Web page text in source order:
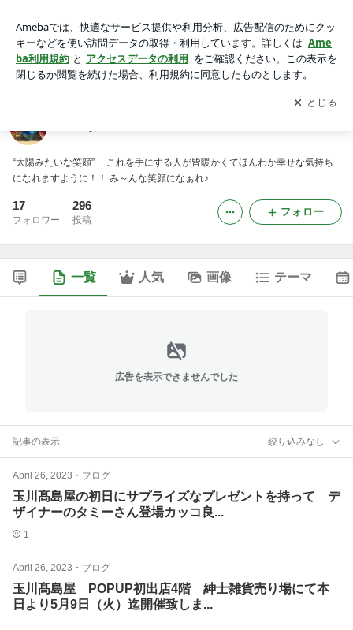
アプリをダウンロードして ブログの更新通知
を受け取りまし
ょう。
開く
“太陽みたいな笑顔” これを手にする人が皆暖かくてほんわか幸せな気持ち
になれますように！！ み～んな笑顔になぁれ♪
17
フォロワー
296
投稿
フォロー
一覧 人気 画像 テーマ
広告を表示できませんでした
記事の表示 絞り込みなし
April 26, 2023 ・ ブログ
玉川髙島屋の初日にサプライズなプレゼントを持って デ
ザイナーのタミーさん登場️カッコ良...
1
April 26, 2023 ・ ブログ
玉川髙島屋 POPUP初出店4階 紳士雑貨売り場にて本
日より5月9日（火）迄開催致しま...